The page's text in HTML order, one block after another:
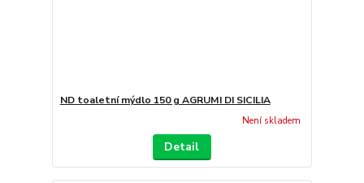
ND toaletní mýdlo 150 g AGRUMI DI SICILIA
Není skladem
Detail